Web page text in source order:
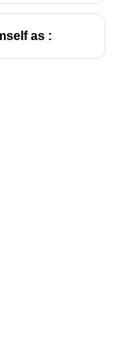
as :